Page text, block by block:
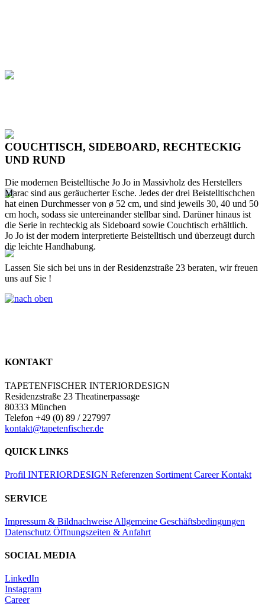
COUCHTISCH, SIDEBOARD, RECHTECKIG
UND RUND
Die modernen Beistelltische Jo Jo in Massivholz des Herstellers
Marac sind aus geräucherter Esche. Jedes der drei Beistelltischchen
hat einen Durchmesser von ø 52 cm, und sind jeweils 30, 40 und 50
cm hoch, sodass sie untereinander stellbar sind. Darüner hinaus ist
die Serie in rechteckig als Sideboard sowie Couchtisch erhältlich.
Jo Jo ist der modern interpretierte Beistelltisch und überzeugt durch
die leichte Handhabung.
Lassen Sie sich bei uns in der Residenzstraße 23 beraten, wir freuen
uns auf Sie !
KONTAKT
TAPETENFISCHER INTERIORDESIGN
Residenzstraße 23 Theatinerpassage
80333 München
Telefon +49 (0) 89 / 227997
kontakt@tapetenfischer.de
QUICK LINKS
Profil INTERIORDESIGN Referenzen Sortiment CareerKontakt
SERVICE
Impressum & Bildnachweise Allgemeine Geschäftsbedingungen
Datenschutz Öffnungszeiten & Anfahrt
SOCIAL MEDIA
LinkedIn
Instagram
Career